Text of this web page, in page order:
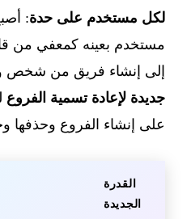
لكل مستخدم على حدة:
مستخدم بعينه كمعفي من
إلى إنشاء فريق من شخص
جديدة لإعادة تسمية الفروع
على إنشاء الفروع وحذفها
القدرة
الجديدة